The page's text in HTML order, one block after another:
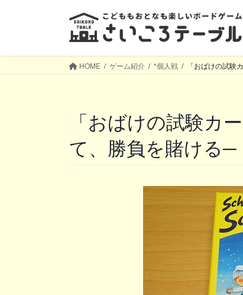
HOME ゲーム紹介 *個人戦 「おばけの試験
「おばけの試験カードゲーム」─よく見て覚え
て、勝負を賭ける─